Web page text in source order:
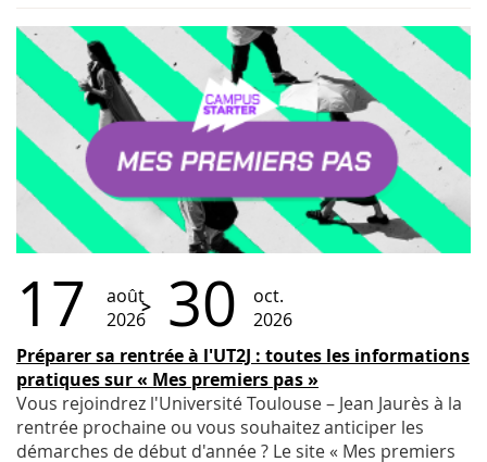
17
août
2026
30
oct.
2026
Préparer sa rentrée à l'UT2J : toutes les informations
pratiques sur « Mes premiers pas »
Vous rejoindrez l'Université Toulouse – Jean Jaurès à la
rentrée prochaine ou vous souhaitez anticiper les
démarches de début d'année ? Le site « Mes premiers